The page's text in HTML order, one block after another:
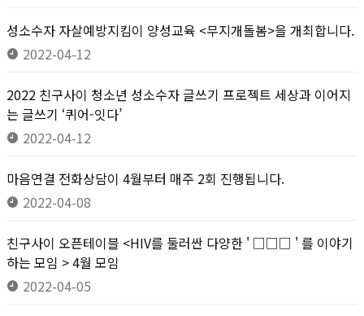
성소수자 자살예방지킴이 양성교육 <무지개돌봄>을 개최합니다.
2022-04-12
2022 친구사이 청소년 성소수자 글쓰기 프로젝트 세상과 이어지
는 글쓰기 ‘퀴어-잇다’
2022-04-12
마음연결 전화상담이 4월부터 매주 2회 진행됩니다.
2022-04-08
친구사이 오픈테이블 <HIV를 둘러싼 다양한 ' □□□ ' 를 이야기
하는 모임 > 4월 모임
2022-04-05